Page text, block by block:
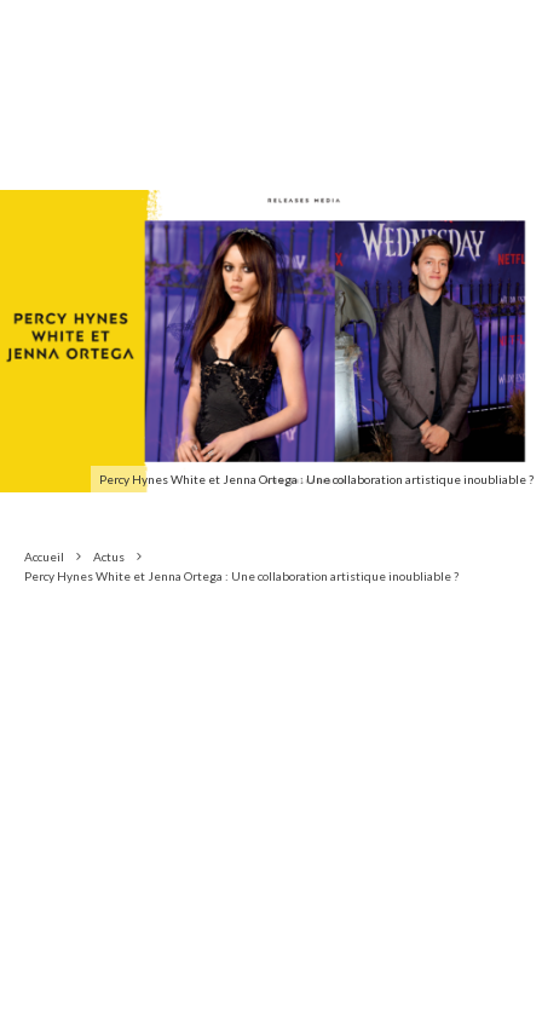
Percy Hynes White et Jenna Ortega : Une collaboration artistique inoubliable ?
Accueil
Actus
Percy Hynes White et Jenna Ortega : Une collaboration artistique inoubliable ?